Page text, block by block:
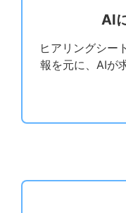
AI
ヒアリングシー
報を元に、AIが